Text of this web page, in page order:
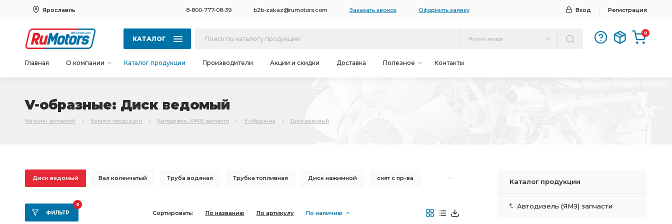
Ярославль 8-800-777-08-39 b2b-zakaz@rumotors.com Заказать звонок Оформить заявку Вход Регистрация
КАТАЛОГ Искать везде
0
Главная О компании Каталог продукции Производители Акции и скидки Доставка Полезное Контакты
V-образные: Диск ведомый
Магазин запчастей Каталог продукции Автодизель (ЯМЗ) запчасти V-образные Диск ведомый
Диск ведомый Вал коленчатый Труба водяная Трубка топливная Диск нажимной снят с пр-ва
К-т гильза-поршень
Картер маховика
ФИЛЬТР
0
Сортировать: По названию По артикулу По наличию
Каталог продукции
Автодизель (ЯМЗ) запчасти